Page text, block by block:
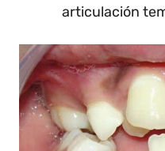
articulación